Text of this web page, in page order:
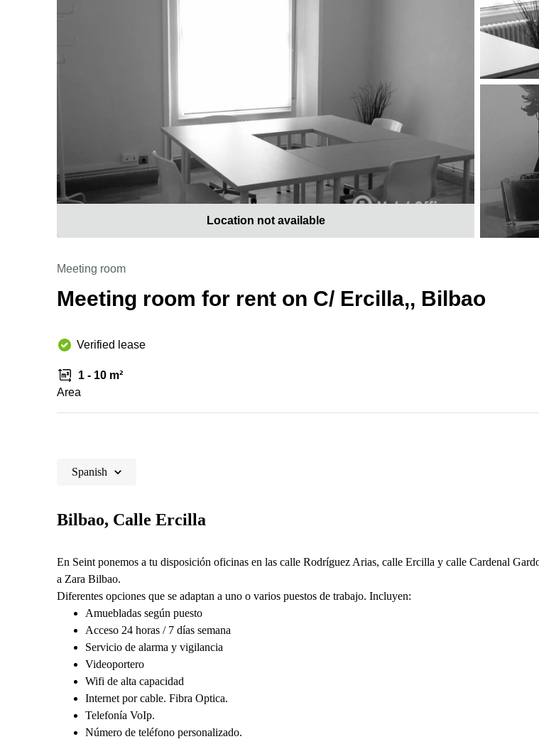
Location not available
Meeting room
Meeting room for rent on C/ Ercilla,, Bilbao
Verified lease
1 - 10 m²
Area
Spanish
Bilbao, Calle Ercilla
En Seint ponemos a tu disposición oficinas en las calle Rodríguez Arias, calle Ercilla y calle Cardenal
a Zara Bilbao.
Diferentes opciones que se adaptan a uno o varios puestos de trabajo. Incluyen:
Amuebladas según puesto
Acceso 24 horas / 7 días semana
Servicio de alarma y vigilancia
Videoportero
Wifi de alta capacidad
Internet por cable. Fibra Optica.
Telefonía VoIp.
Número de teléfono personalizado.